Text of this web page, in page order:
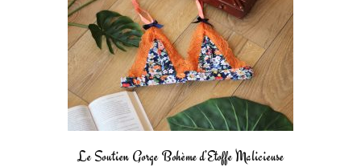
Le Soutien Gorge Bohème d’Etoffe Malicieuse